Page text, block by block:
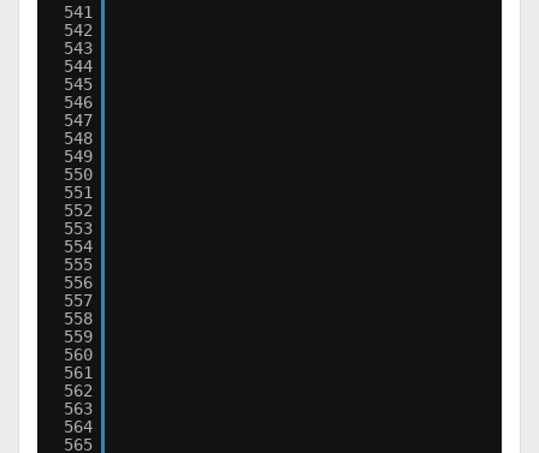
541
542
543
544
545
546
547
548
549
550
551
552
553
554
555
556
557
558
559
560
561
562
563
564
565